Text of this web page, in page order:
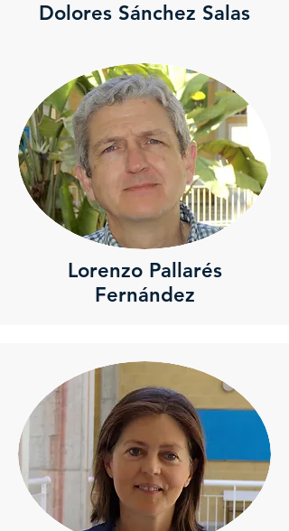
Dolores Sánchez Salas
Lorenzo Pallarés
Fernández